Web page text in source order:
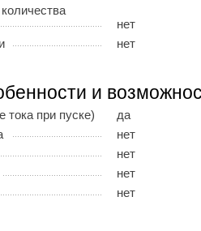
нет
нет
и
тока при пуске)
да
нет
нет
нет
нет